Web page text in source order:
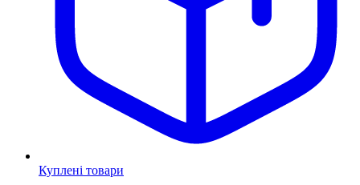
Куплені товари